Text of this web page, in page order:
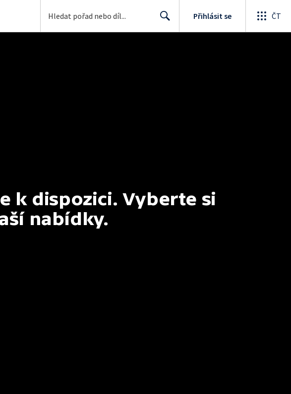
Přihlásit se ČT
k dispozici. Vyberte si
nabídky.